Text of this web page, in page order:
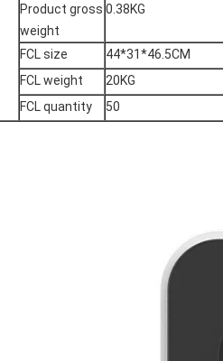
Product gross
weight
0.38KG
FCL size
44*31*46.5CM
FCL weight
20KG
FCL quantity
50